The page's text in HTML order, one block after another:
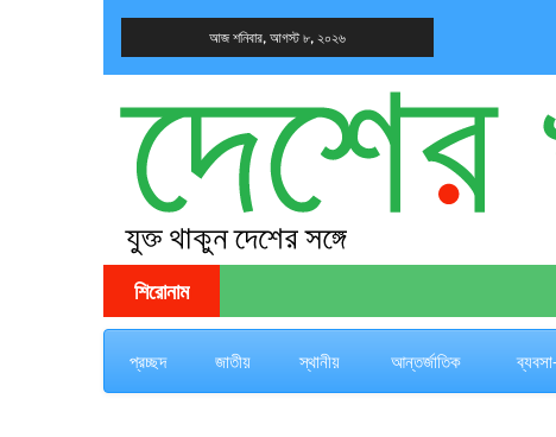
আজ শনিবার, আগস্ট ৮, ২০২৬
দেশের খবর
যুক্ত থাকুন দেশের সঙ্গে
শিরোনাম
প্রচ্ছদ জাতীয় স্থানীয় আন্তর্জাতিক